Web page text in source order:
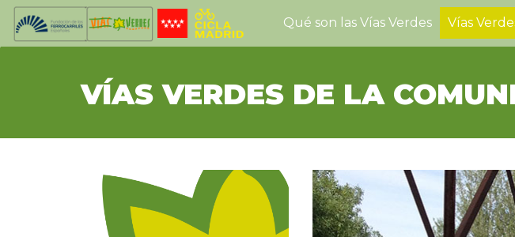
Qué son las Vías Verdes Vías
VÍAS VERDES DE LA